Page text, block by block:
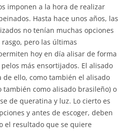
imponen a la hora de realizar
Hasta hace unos años, las
no tenían muchas opciones
pero las últimas
hoy en día alisar de forma
más ensortijados. El alisado
de ello, como también el alisado
también como alisado brasileño) o
de queratina y luz. Lo cierto es
y antes de escoger, deben
el resultado que se quiere